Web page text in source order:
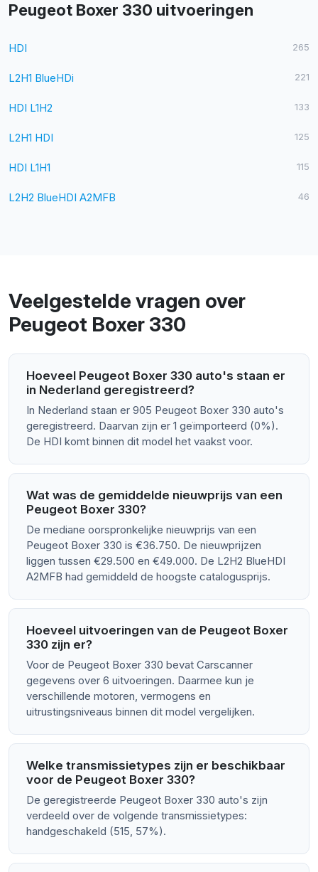
Peugeot Boxer 330 uitvoeringen
HDI 265
L2H1 BlueHDi 221
HDI L1H2 133
L2H1 HDI 125
HDI L1H1 115
L2H2 BlueHDI A2MFB 46
Veelgestelde vragen over
Peugeot Boxer 330
Hoeveel Peugeot Boxer 330 auto's staan er
in Nederland geregistreerd?
In Nederland staan er 905 Peugeot Boxer 330 auto's
geregistreerd. Daarvan zijn er 1 geïmporteerd (0%).
De HDI komt binnen dit model het vaakst voor.
Wat was de gemiddelde nieuwprijs van een
Peugeot Boxer 330?
De mediane oorspronkelijke nieuwprijs van een
Peugeot Boxer 330 is €36.750. De nieuwprijzen
liggen tussen €29.500 en €49.000. De L2H2 BlueHDI
A2MFB had gemiddeld de hoogste catalogusprijs.
Hoeveel uitvoeringen van de Peugeot Boxer
330 zijn er?
Voor de Peugeot Boxer 330 bevat Carscanner
gegevens over 6 uitvoeringen. Daarmee kun je
verschillende motoren, vermogens en
uitrustingsniveaus binnen dit model vergelijken.
Welke transmissietypes zijn er beschikbaar
voor de Peugeot Boxer 330?
De geregistreerde Peugeot Boxer 330 auto's zijn
verdeeld over de volgende transmissietypes:
handgeschakeld (515, 57%).